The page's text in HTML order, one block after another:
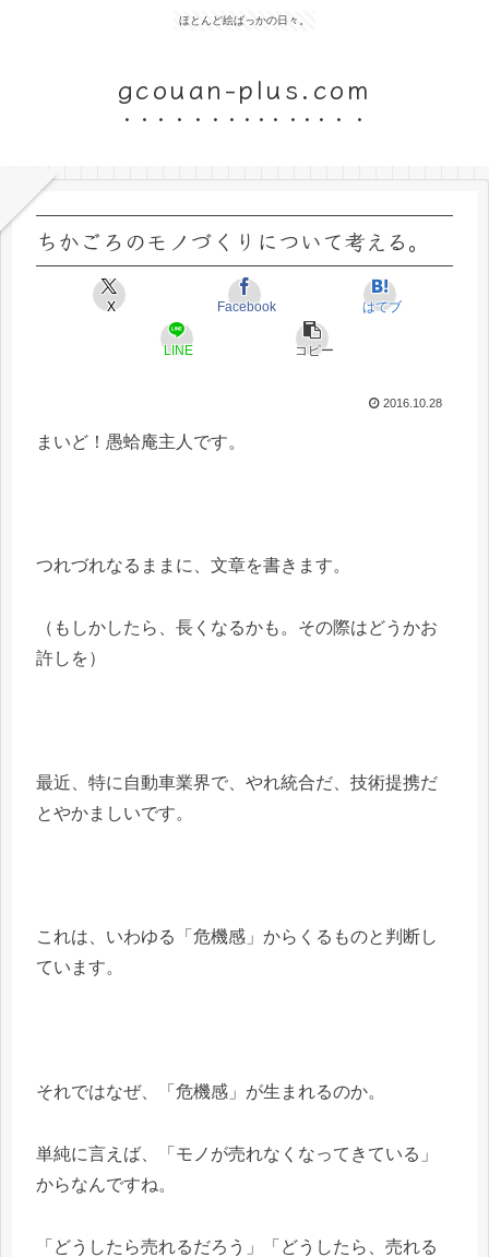
ほとんど絵ばっかの日々。
gcouan-plus.com
ちかごろのモノづくりについて考える。
X Facebook はてブ
LINE コピー
2016.10.28
まいど！愚蛤庵主人です。
つれづれなるままに、文章を書きます。
（もしかしたら、長くなるかも。その際はどうかお
許しを）
最近、特に自動車業界で、やれ統合だ、技術提携だ
とやかましいです。
これは、いわゆる「危機感」からくるものと判断し
ています。
それではなぜ、「危機感」が生まれるのか。
単純に言えば、「モノが売れなくなってきている」
からなんですね。
「どうしたら売れるだろう」「どうしたら、売れる